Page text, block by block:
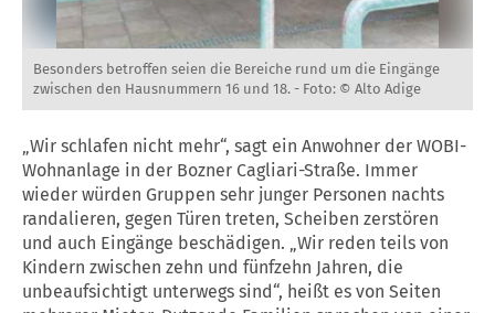
Besonders betroffen seien die Bereiche rund um die Eingänge
zwischen den Hausnummern 16 und 18. - Foto: © Alto Adige
„Wir schlafen nicht mehr“, sagt ein Anwohner der WOBI-
Wohnanlage in der Bozner Cagliari-Straße. Immer
wieder würden Gruppen sehr junger Personen nachts
randalieren, gegen Türen treten, Scheiben zerstören
und auch Eingänge beschädigen. „Wir reden teils von
Kindern zwischen zehn und fünfzehn Jahren, die
unbeaufsichtigt unterwegs sind“, heißt es von Seiten